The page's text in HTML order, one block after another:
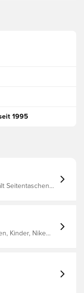
1995
Seitentaschen
Kinder, Nike